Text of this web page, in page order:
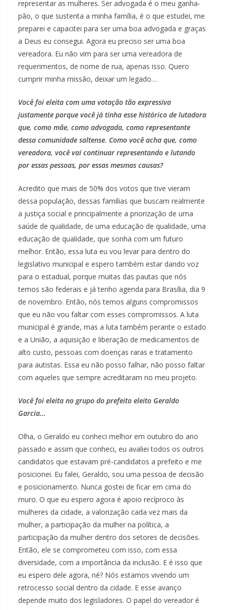
representar as mulheres. Ser advogada é o meu ganha-
pão, o que sustenta a minha família, é o que estudei, me
preparei e capacitei para ser uma boa advogada e graças
a Deus eu consegui. Agora eu preciso ser uma boa
vereadora. Eu não vim para ser uma vereadora de
requerimentos, de nome de rua, apenas isso. Quero
cumprir minha missão, deixar um legado…
Você foi eleita com uma votação tão expressiva
justamente porque você já tinha esse histórico de lutadora
que, como mãe, como advogada, como representante
dessa comunidade saltense. Como você acha que, como
vereadora, você vai continuar representando e lutando
por essas pessoas, por essas mesmas causas?
Acredito que mais de 50% dos votos que tive vieram
dessa população, dessas famílias que buscam realmente
a justiça social e principalmente a priorização de uma
saúde de qualidade, de uma educação de qualidade, uma
educação de qualidade, que sonha com um futuro
melhor. Então, essa luta eu vou levar para dentro do
legislativo municipal e espero também estar dando voz
para o estadual, porque muitas das pautas que nós
temos são federais e já tenho agenda para Brasília, dia 9
de novembro. Então, nós temos alguns compromissos
que eu não vou faltar com esses compromissos. A luta
municipal é grande, mas a luta também perante o estado
e a União, a aquisição e liberação de medicamentos de
alto custo, pessoas com doenças raras e tratamento
para autistas. Essa eu não posso falhar, não posso faltar
com aqueles que sempre acreditaram no meu projeto.
Você foi eleita no grupo do prefeito eleito Geraldo
Garcia…
Olha, o Geraldo eu conheci melhor em outubro do ano
passado e assim que conheci, eu avaliei todos os outros
candidatos que estavam pré-candidatos a prefeito e me
posicionei. Eu falei, Geraldo, sou uma pessoa de decisão
e posicionamento. Nunca gostei de ficar em cima do
muro. O que eu espero agora é apoio recíproco às
mulheres da cidade, a valorização cada vez mais da
mulher, a participação da mulher na política, a
participação da mulher dentro dos setores de decisões.
Então, ele se comprometeu com isso, com essa
diversidade, com a importância da inclusão. E é isso que
eu espero dele agora, né? Nós estamos vivendo um
retrocesso social dentro da cidade. E esse avanço
depende muito dos legisladores. O papel do vereador é